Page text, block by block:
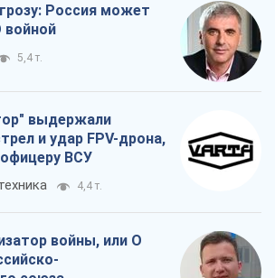
Россия может
войной
5,4 т.
выдержали
и удар FPV-дрона,
ВСУ
4,4 т.
войны, или О